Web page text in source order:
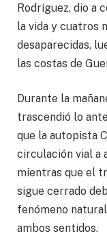
Rodríguez, dio a
la vida y cuatros
desaparecidas,
las costas de
Durante la
trascendió lo
que la autopista
circulación vial a
mientras que el
sigue cerrado
fenómeno
ambos sentidos.